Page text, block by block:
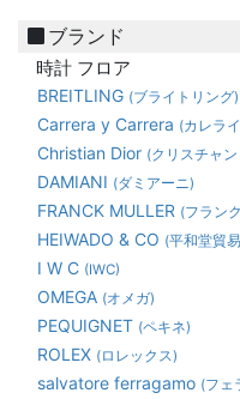
ブランド
時計 フロア
BREITLING (ブライトリング)
Carrera y Carrera (カレライカレラ)
Christian Dior (クリスチャン ディオール)
DAMIANI (ダミアーニ)
FRANCK MULLER (フランク・ミュラー)
HEIWADO & CO (平和堂貿
I W C (IWC)
OMEGA (オメガ)
PEQUIGNET (ペキネ)
ROLEX (ロレックス)
salvatore ferragamo (フェラガ